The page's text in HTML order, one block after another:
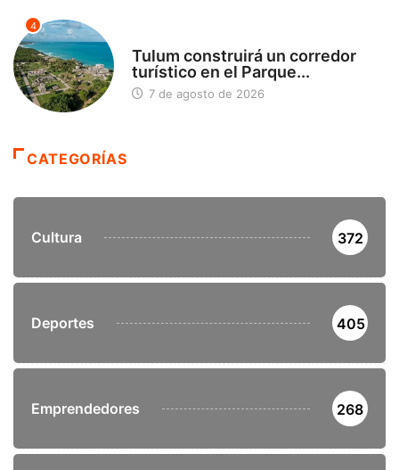
4
Tulum construirá un corredor
turístico en el Parque...
7 de agosto de 2026
CATEGORÍAS
Cultura 372
Deportes 405
Emprendedores 268